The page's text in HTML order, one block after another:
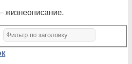
жизнеописание.